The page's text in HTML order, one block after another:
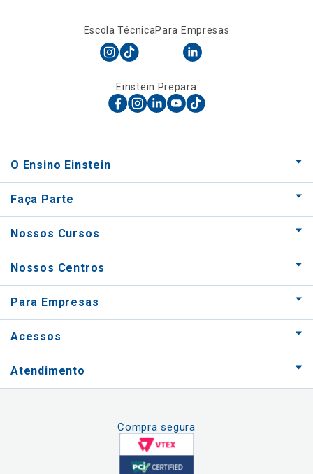
Escola TécnicaPara Empresas
Einstein Prepara
O Ensino Einstein
Faça Parte
Nossos Cursos
Nossos Centros
Para Empresas
Acessos
Atendimento
Compra segura